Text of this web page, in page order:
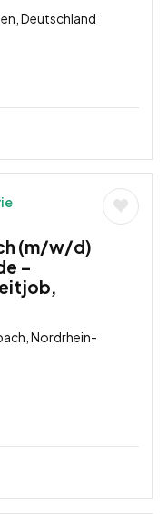
Deutschland
(m/w/d)
–
Nordrhein-